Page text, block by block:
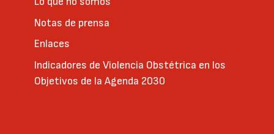
Notas de prensa
Enlaces
Indicadores de Violencia Obstétrica en los
Objetivos de la Agenda 2030